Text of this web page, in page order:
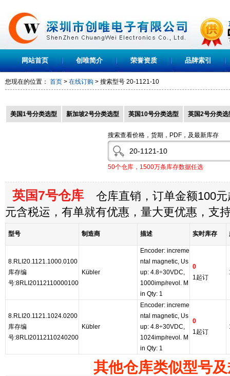
网站首页 创唯简介 荣誉资质 品牌索引
您现在的位置： 首页 > 在线订购 > 搜索型号 20-1121-10
美国1号分类选型 新加坡2号分类选型 英国10号分类选型 英国2号分类选
搜索查看价格，货期，PDF，及最新库存
50个仓库，1500万条库存数据任选
英国7号仓库 仓库直销，订单金额100元
元含税运，有单就有优惠，量大更优惠，支
型号 制造商 描述 实时库存
8.RLI20.1121.1000.0100
库存编
号:8RLI20112110000100
Kübler
Encoder: increme
ntal magnetic, Us
up: 4.8÷30VDC,
1000imp/revol. M
in Qty: 1
0
1起订
8.RLI20.1121.1024.0200
库存编
号:8RLI20112110240200
Kübler
Encoder: increme
ntal magnetic, Us
up: 4.8÷30VDC,
1024imp/revol. M
in Qty: 1
0
1起订
其他仓库类似型号